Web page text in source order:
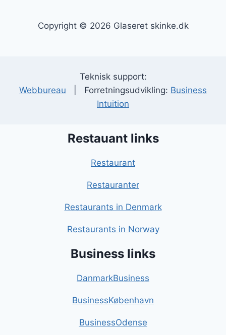
Copyright © 2026 Glaseret skinke.dk
Teknisk support:
Webbureau | Forretningsudvikling: Business
Intuition
Restauant links
Restaurant
Restauranter
Restaurants in Denmark
Restaurants in Norway
Business links
DanmarkBusiness
BusinessKøbenhavn
BusinessOdense